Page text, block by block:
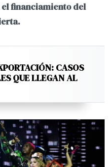
financiamiento del
CASOS
QUE LLEGAN AL